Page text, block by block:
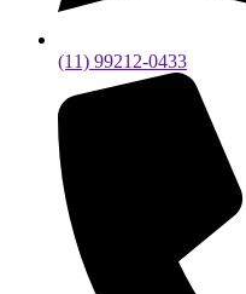
(11) 99212-0433